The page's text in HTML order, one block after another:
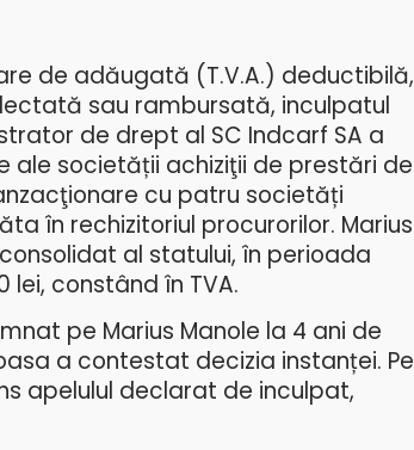
de adăugată (T.V.A.) deductibilă,
sau rambursată, inculpatul
de drept al SC Indcarf SA a
societății achiziţii de prestări de
cu patru societăți
în rechizitoriul procurorilor. Marius
al statului, în perioada
lei, constând în TVA.
pe Marius Manole la 4 ani de
a contestat decizia instanței. Pe
apelulul declarat de inculpat,